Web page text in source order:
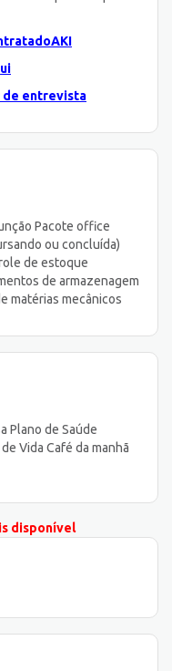
de entrevista
Pacote office
ou concluída)
de estoque
de armazenagem
matérias mecânicos
Plano de Saúde
Vida Café da manhã
disponível